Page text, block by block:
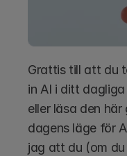
Grattis till att du
in AI i ditt
eller läsa den
dagens läge för
jag att du (om